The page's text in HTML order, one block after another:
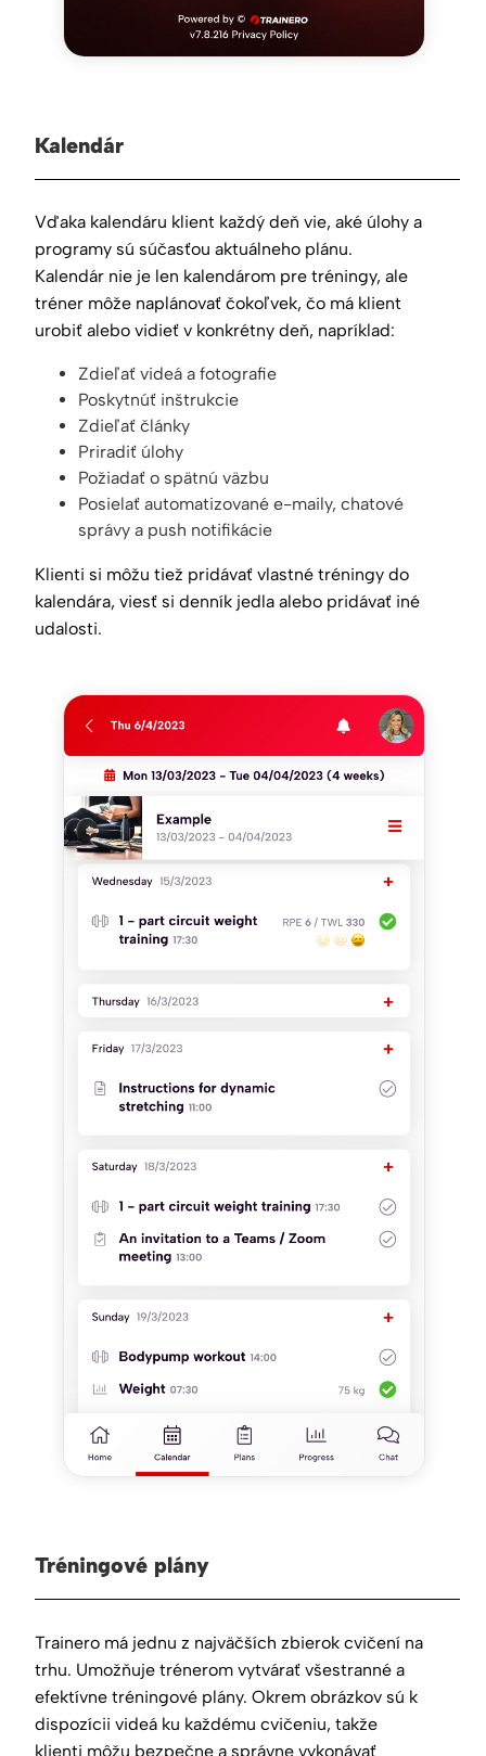
Kalendár
Vďaka kalendáru klient každý deň vie, aké úlohy a
programy sú súčasťou aktuálneho plánu.
Kalendár nie je len kalendárom pre tréningy, ale
tréner môže naplánovať čokoľvek, čo má klient
urobiť alebo vidieť v konkrétny deň, napríklad:
Zdieľať videá a fotografie
Poskytnúť inštrukcie
Zdieľať články
Priradiť úlohy
Požiadať o spätnú väzbu
Posielať automatizované e-maily, chatové
správy a push notifikácie
Klienti si môžu tiež pridávať vlastné tréningy do
kalendára, viesť si denník jedla alebo pridávať iné
udalosti.
Tréningové plány
Trainero má jednu z najväčších zbierok cvičení na
trhu. Umožňuje trénerom vytvárať všestranné a
efektívne tréningové plány. Okrem obrázkov sú k
dispozícii videá ku každému cvičeniu, takže
klienti môžu bezpečne a správne vykonávať